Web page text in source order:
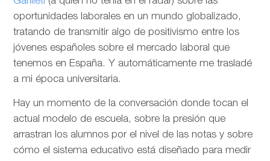
oportunidades laborales en un mundo globalizado,
tratando de transmitir algo de positivismo entre los
jóvenes españoles sobre el mercado laboral que
tenemos en España. Y automáticamente me trasladé
a mi época universitaria.
Hay un momento de la conversación donde tocan el
actual modelo de escuela, sobre la presión que
arrastran los alumnos por el nivel de las notas y sobre
cómo el sistema educativo está diseñado para medir